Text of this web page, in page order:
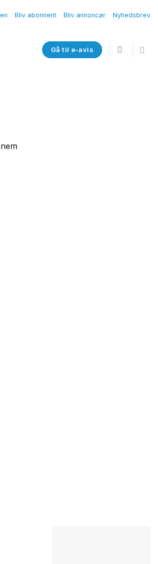
Bliv abonnent Bliv annoncør Nyhedsbrev
Gå til e-avis